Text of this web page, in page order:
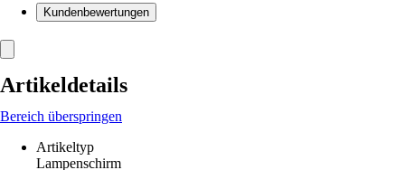
Kundenbewertungen
Artikeldetails
Bereich überspringen
Artikeltyp
Lampenschirm